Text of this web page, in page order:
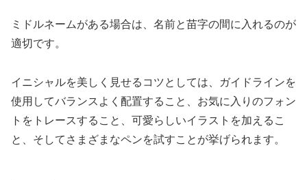
ミドルネームがある場合は、名前と苗字の間に入れるのが
適切です。
イニシャルを美しく見せるコツとしては、ガイドラインを
使用してバランスよく配置すること、お気に入りのフォン
トをトレースすること、可愛らしいイラストを加えるこ
と、そしてさまざまなペンを試すことが挙げられます。